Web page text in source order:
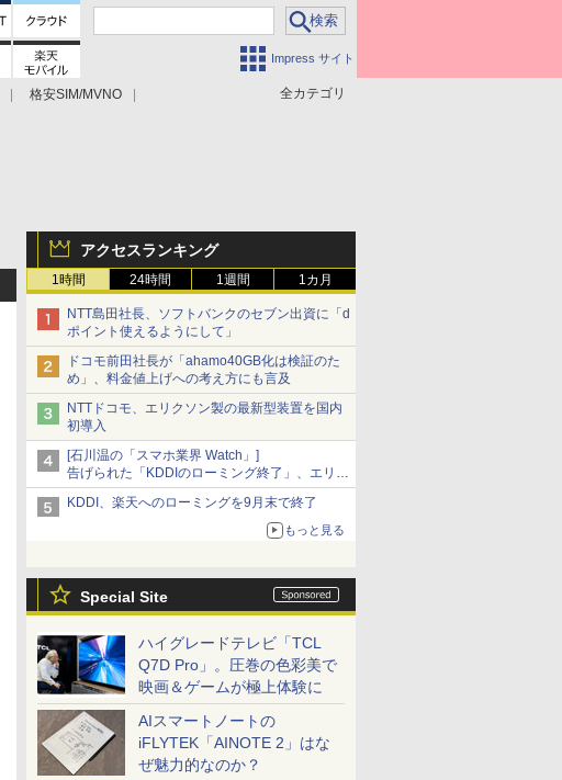
Impress サイト
全カテゴリ
格安SIM/MVNO
アクセスランキング
1時間 24時間 1週間 1カ月
NTT島田社長、ソフトバンクのセブン出資に「d
ポイント使えるようにして」
ドコモ前田社長が「ahamo40GB化は検証のた
め」、料金値上げへの考え方にも言及
NTTドコモ、エリクソン製の最新型装置を国内
初導入
[石川温の「スマホ業界 Watch」]
告げられた「KDDIのローミング終了」、エリア
マップの落とし穴と楽天モバイルの課題
KDDI、楽天へのローミングを9月末で終了
もっと見る
Special Site
ハイグレードテレビ「TCL
Q7D Pro」。圧巻の色彩美で
映画＆ゲームが極上体験に
AIスマートノートの
iFLYTEK「AINOTE 2」はな
ぜ魅力的なのか？